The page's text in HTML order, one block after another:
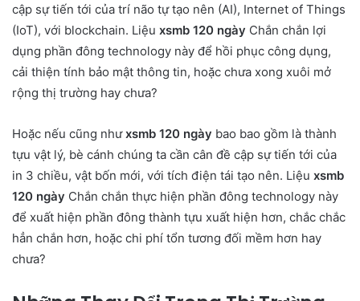
cập sự tiến tới của trí não tự tạo nên (AI), Internet of Things
(IoT), với blockchain. Liệu xsmb 120 ngày Chắn chắn lợi
dụng phần đông technology này để hồi phục công dụng,
cải thiện tính bảo mật thông tin, hoặc chưa xong xuôi mở
rộng thị trường hay chưa?
Hoặc nếu cũng nhưxsmb 120 ngày bao bao gồm là thành
tựu vật lý, bè cánh chúng ta cần cân đề cập sự tiến tới của
in 3 chiều, vật bốn mới, với tích điện tái tạo nên. Liệu xsmb
120 ngày Chắn chắn thực hiện phần đông technology này
để xuất hiện phần đông thành tựu xuất hiện hơn, chắc chắc
hẳn chắn hơn, hoặc chi phí tổn tương đối mềm hơn hay
chưa?